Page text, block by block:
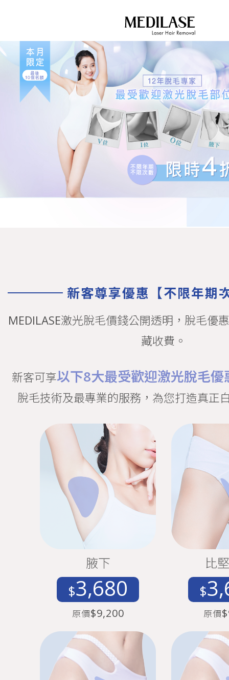
NO.1女生最愛療程組合：腋下＋上唇FREE下唇激光脫毛。另
脫毛
bikini 脫毛
腋下美白療程
脫毛方法
Candela Gentlelase Pro
全身脫毛
新客尊享優惠【不限年期
MEDILASE激光脫毛價錢公開透明，脫毛優
藏收費。
新客可享以下8大最受歡迎激光脫毛優
脫毛技術及最專業的服務，為您打造真正
腋下
$3,680
原價$9,200
比
$
原價